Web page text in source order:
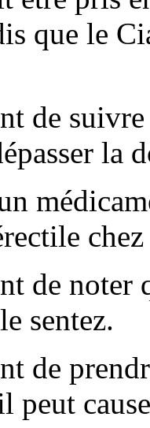
que le
de
la
de noter
sentez.
de
peut